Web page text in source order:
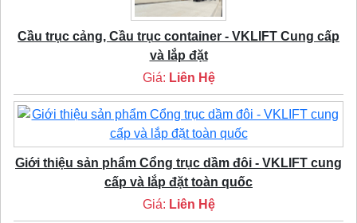
Cầu trục cảng, Cầu trục container - VKLIFT Cung cấp
và lắp đặt
Giá: Liên Hệ
Giới thiệu sản phẩm Cổng trục dầm đôi - VKLIFT cung
cấp và lắp đặt toàn quốc
Giá: Liên Hệ